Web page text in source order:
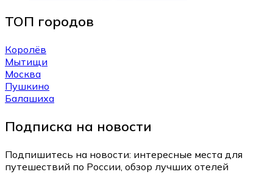
ТОП городов
Королёв
Мытищи
Москва
Пушкино
Балашиха
Подписка на новости
Подпишитесь на новости: интересные места для
путешествий по России, обзор лучших отелей